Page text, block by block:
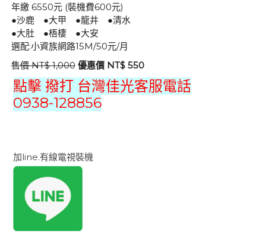
年繳 6550元 (裝機費600元)
●沙鹿 ●大甲 ●龍井 ●清水
●大肚 ●梧棲 ●大安
選配:小資族網路15M/50元/月
售價 NT$ 1,000 優惠價 NT$ 550
點擊 撥打 台灣佳光客服電話
0938-128856
加line.有線電視裝機